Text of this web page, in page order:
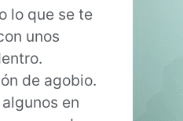
lo que se te
unos
de agobio.
en